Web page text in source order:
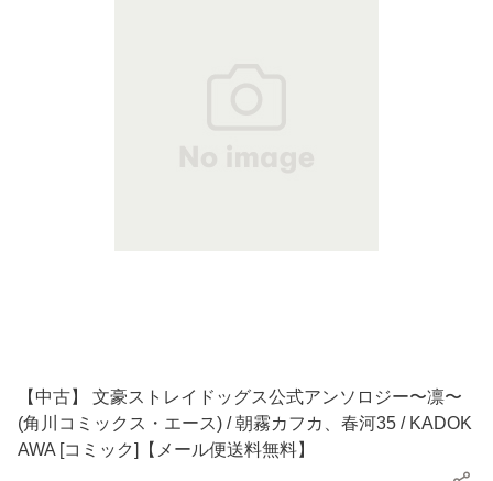
【中古】 文豪ストレイドッグス公式アンソロジー〜凛〜
(角川コミックス・エース) / 朝霧カフカ、春河35 / KADOK
AWA [コミック]【メール便送料無料】